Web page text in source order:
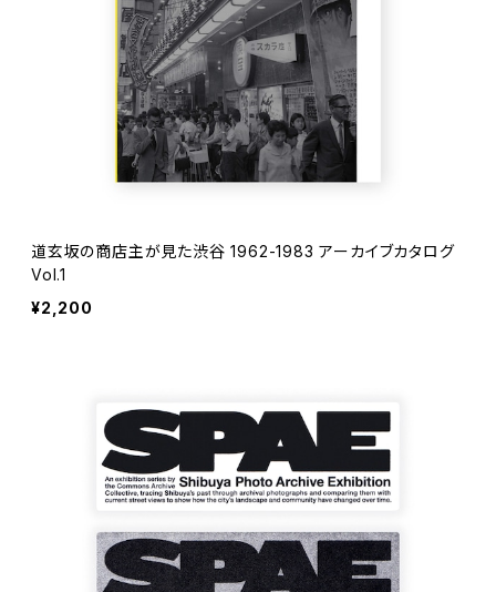
道玄坂の商店主が見た渋谷 1962-1983 アーカイブカタログ
Vol.1
¥2,200